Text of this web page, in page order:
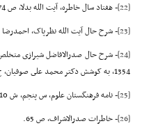
[22]
- هفتاد سال خاطره، آیت الله بدلا، ص 74.
[23]
- شرح حال آیت الله نظرپاک، احمدرضا ذوالفقار
[24]
- شرح حال صدرالافاضل شیرازى متخلص
1354، به کوشش دکتر محمد على صوفیان، ج سوم.
[25]
- نامه فرهنگستان علوم، س پنجم، ش 10 و 11، ص 117-118.
[26]
- خاطرات صدرالاشراف، ص 65.